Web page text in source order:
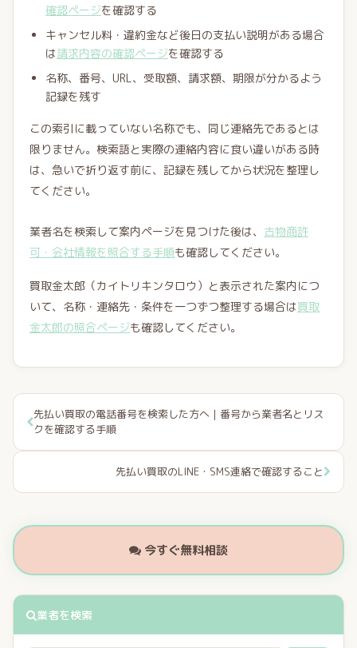
確認ページを確認する
キャンセル料・違約金など後日の支払い説明がある場合
は請求内容の確認ページを確認する
名称、番号、URL、受取額、請求額、期限が分かるよう
記録を残す
この索引に載っていない名称でも、同じ連絡先であるとは
限りません。検索語と実際の連絡内容に食い違いがある時
は、急いで折り返す前に、記録を残してから状況を整理し
てください。
業者名を検索して案内ページを見つけた後は、 古物商許
可・会社情報を照合する手順も確認してください。
買取金太郎（カイトリキンタロウ）と表示された案内につ
いて、名称・連絡先・条件を一つずつ整理する場合は買取
金太郎の照合ページも確認してください。
先払い買取の電話番号を検索した方へ｜番号から業者名とリス
クを確認する手順
先払い買取のLINE・SMS連絡で確認すること
今すぐ無料相談
業者を検索